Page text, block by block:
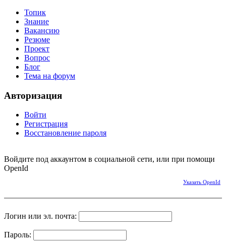
Топик
Знание
Вакансию
Резюме
Проект
Вопрос
Блог
Тема на форум
Авторизация
Войти
Регистрация
Восстановление пароля
Войдите под аккаунтом в социальной сети, или при помощи
OpenId
Указать OpenId
Логин или эл. почта:
Пароль: